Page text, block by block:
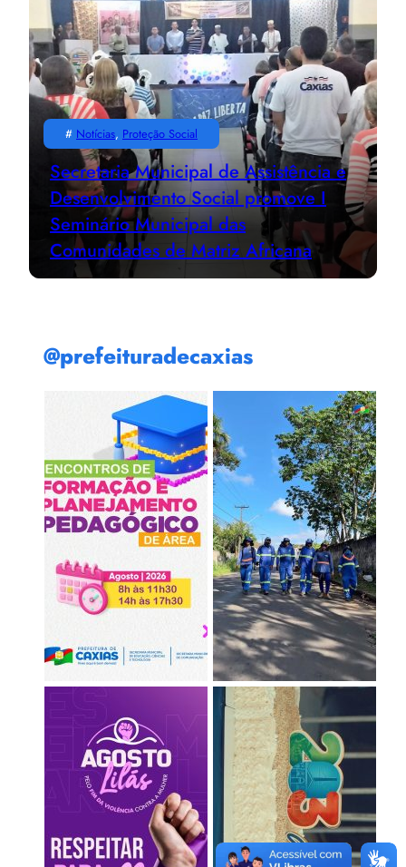
# Notícias, Proteção Social
Secretaria Municipal de Assistência e
Desenvolvimento Social promove I
Seminário Municipal das
Comunidades de Matriz Africana
@prefeituradecaxias